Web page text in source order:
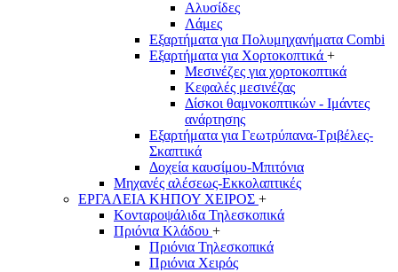
Αλυσίδες
Λάμες
Εξαρτήματα για Πολυμηχανήματα Combi
Εξαρτήματα για Χορτοκοπτικά +
Μεσινέζες για χορτοκοπτικά
Κεφαλές μεσινέζας
Δίσκοι θαμνοκοπτικών - Ιμάντες
ανάρτησης
Εξαρτήματα για Γεωτρύπανα-Τριβέλες-
Σκαπτικά
Δοχεία καυσίμου-Μπιτόνια
Μηχανές αλέσεως-Εκκολαπτικές
ΕΡΓΑΛΕΙΑ ΚΗΠΟΥ ΧΕΙΡΟΣ +
Κονταροψάλιδα Τηλεσκοπικά
Πριόνια Κλάδου +
Πριόνια Τηλεσκοπικά
Πριόνια Χειρός